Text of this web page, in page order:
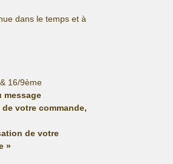
dans le temps et à
16/9ème
message
votre commande,
de votre
»